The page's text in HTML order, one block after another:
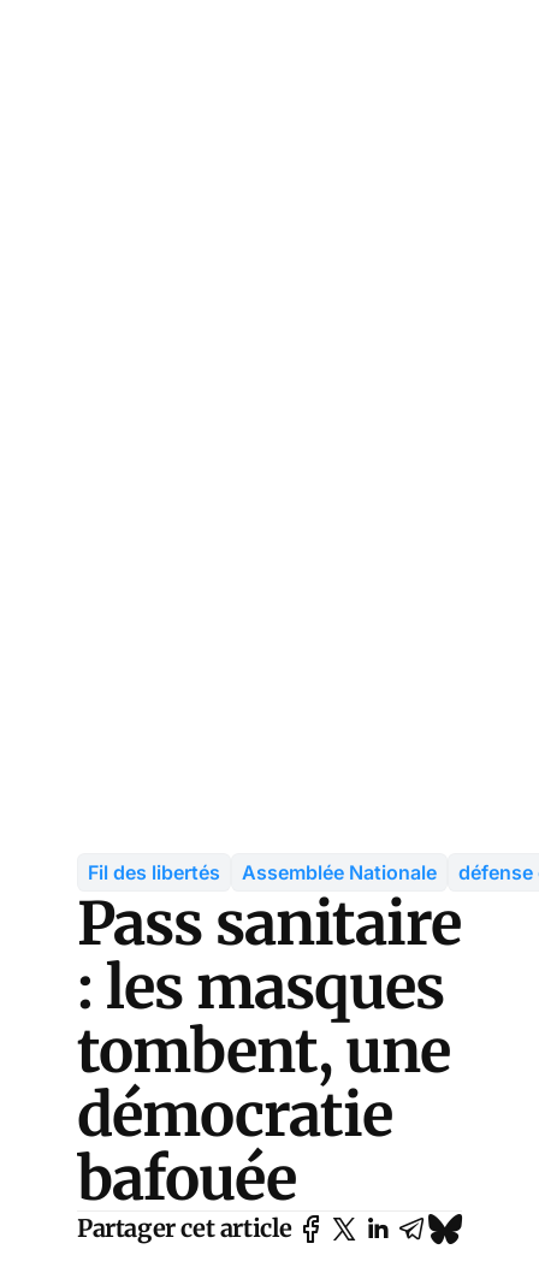
Fil des libertés Assemblée Nationale défense
Pass sanitaire
: les masques
tombent, une
démocratie
bafouée
Partager cet article